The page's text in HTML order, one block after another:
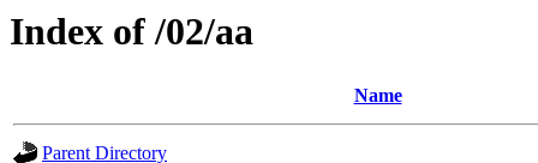
Index of /02/aa
Name
Parent Directory